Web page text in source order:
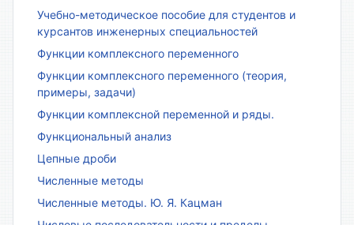
Учебно-методическое пособие для студентов и
курсантов инженерных специальностей
Функции комплексного переменного
Функции комплексного переменного (теория,
примеры, задачи)
Функции комплексной переменной и ряды.
Функциональный анализ
Цепные дроби
Численные методы
Численные методы. Ю. Я. Кацман